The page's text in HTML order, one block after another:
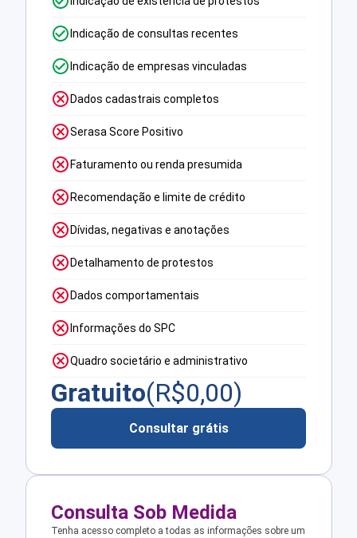
Indicação de consultas recentes
Indicação de empresas vinculadas
Dados cadastrais completos
Serasa Score Positivo
Faturamento ou renda presumida
Recomendação e limite de crédito
Dívidas, negativas e anotações
Detalhamento de protestos
Dados comportamentais
Informações do SPC
Quadro societário e administrativo
Gratuito(R$0,00)
Consultar grátis
Consulta Sob Medida
Tenha acesso completo a todas as informações sobre um